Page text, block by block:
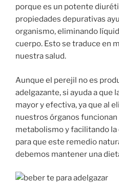
porque es un potente
propiedades depurativas
organismo, eliminando
cuerpo. Esto se traduce en
nuestra salud.
Aunque el perejil no es
adelgazante, si ayuda a que
mayor y efectiva, ya que al
nuestros órganos
metabolismo y facilitando la
para que este remedio
debemos mantener una